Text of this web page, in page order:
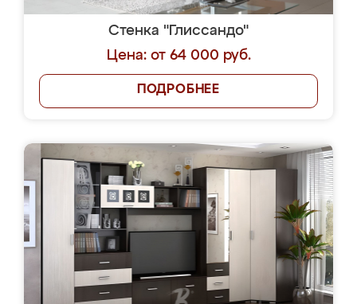
Стенка "Глиссандо"
Цена: от 64 000 руб.
ПОДРОБНЕЕ